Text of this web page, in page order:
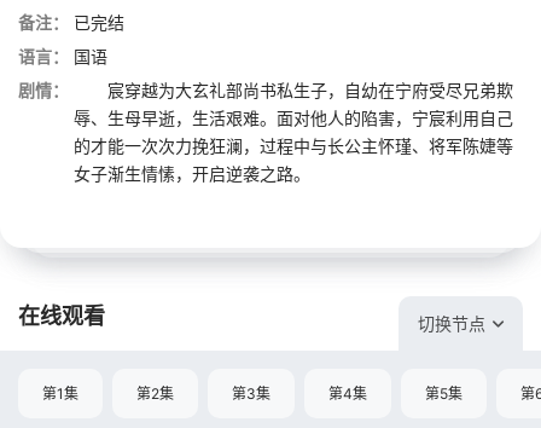
备注：
已完结
语言：
国语
剧情：
宸穿越为大玄礼部尚书私生子，自幼在宁府受尽兄弟欺
辱、生母早逝，生活艰难。面对他人的陷害，宁宸利用自己
的才能一次次力挽狂澜，过程中与长公主怀瑾、将军陈婕等
女子渐生情愫，开启逆袭之路。
在线观看 切换节点
第1集 第2集 第3集 第4集 第5集 第